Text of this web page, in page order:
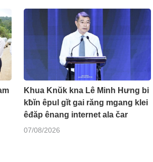
Khua Knŭk kna Lê Minh Hưng bi
kƀĭn êpul gĭt gai răng mgang klei
êđăp ênang internet ala čar
07/08/2026